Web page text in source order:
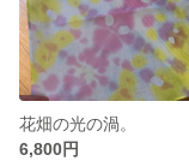
花畑の光の渦。
6,800円